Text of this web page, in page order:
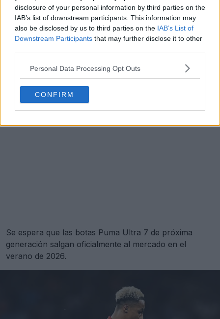
disclosure of your personal information by third parties on the
IAB’s list of downstream participants. This information may
also be disclosed by us to third parties on the IAB’s List of
Downstream Participants that may further disclose it to other
Personal Data Processing Opt Outs
CONFIRM
Se espera que las botas Puma Ultra 7 de próxima
generación salgan oficialmente al mercado en el
verano de 2026.